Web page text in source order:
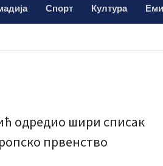
Спорт Култура
одредио шири списак
првенство